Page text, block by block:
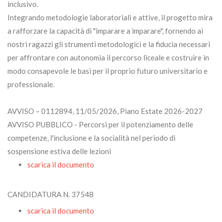
inclusivo.
Integrando metodologie laboratoriali e attive, il progetto mira
a rafforzare la capacità di "imparare a imparare", fornendo ai
nostri ragazzi gli strumenti metodologici e la fiducia necessari
per affrontare con autonomia il percorso liceale e costruire in
modo consapevole le basi per il proprio futuro universitario e
professionale.
AVVISO – 0112894, 11/05/2026, Piano Estate 2026-2027
AVVISO PUBBLICO - Percorsi per il potenziamento delle
competenze, l'inclusione e la socialità nel periodo di
sospensione estiva delle lezioni
scarica il documento
CANDIDATURA N. 37548
scarica il documento